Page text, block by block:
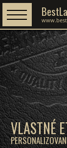
VLASTNÉ